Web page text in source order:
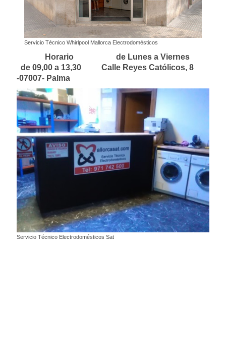
Servicio Técnico Whirlpool Mallorca Electrodomésticos
Horario de Lunes a Viernes
de 09,00 a 13,30 Calle Reyes Católicos, 8
-07007- Palma
Servicio Técnico Electrodomésticos Sat